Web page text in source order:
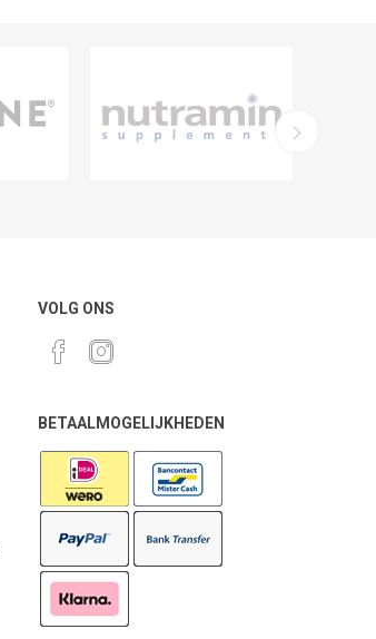
VOLG ONS
BETAALMOGELIJKHEDEN